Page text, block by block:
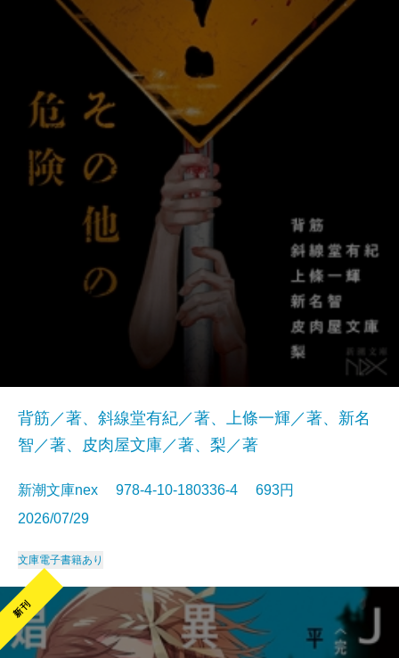
背筋／著、斜線堂有紀／著、上條一輝／著、新名
智／著、皮肉屋文庫／著、梨／著
新潮文庫nex 978-4-10-180336-4 693円
2026/07/29
文庫電子書籍あり
新刊